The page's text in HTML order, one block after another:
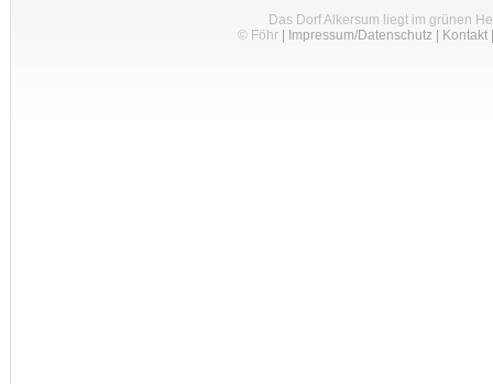
Das Dorf Alkersum liegt im grünen
© Föhr| Impressum/Datenschutz| Kontakt